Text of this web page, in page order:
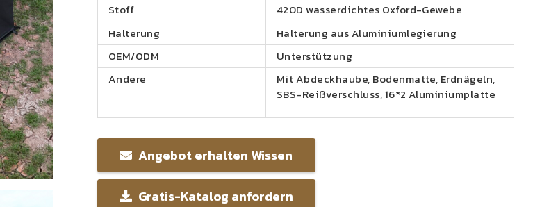
Stoff
420D wasserdichtes Oxford-Gewebe
Halterung
Halterung aus Aluminiumlegierung
OEM/ODM
Unterstützung
Andere
Mit Abdeckhaube, Bodenmatte, Erdnägeln,
SBS-Reißverschluss, 16*2 Aluminiumplatte
Angebot erhalten Wissen
Gratis-Katalog anfordern